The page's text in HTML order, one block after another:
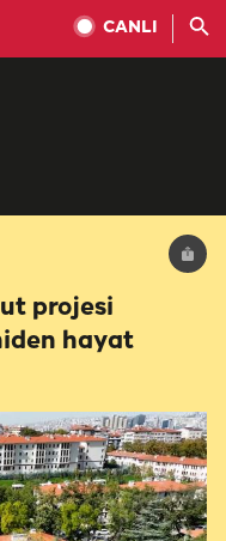
CANLI
projesi
hayat